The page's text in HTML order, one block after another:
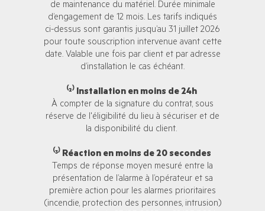
de maintenance du matériel. Durée minimale
d’engagement de 12 mois. Les tarifs indiqués
ci-dessus sont garantis jusqu’au 31 juillet 2026
pour toute souscription intervenue avant cette
date. Valable une fois par client et par adresse
d’installation le cas échéant.
⁽²⁾ Installation en moins de 24h
À compter de la signature du contrat, sous
réserve de l'éligibilité du lieu à sécuriser et de
la disponibilité du client.
⁽³⁾ Réaction en moins de 20 secondes
Temps de réponse moyen mesuré entre la
présentation de l’alarme à l’opérateur et sa
première action pour les alarmes prioritaires
(incendie, protection des personnes, intrusion)